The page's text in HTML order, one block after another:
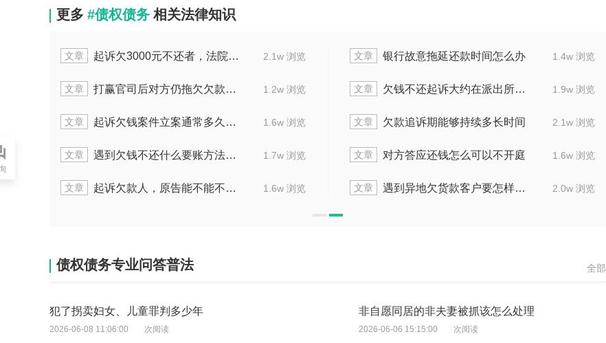
更多 #债权债务 相关法律知识
2.3w 浏览 1.3w 浏览
文章 债务人没钱欠钱不还怎么办
2.1w 浏览 1.5w 浏览
文章 调解时欠款人不到场会有什么结果
2.0w 浏览 1.5w 浏览
文章 买卖合同欠款纠纷诉讼时效多久
2.1w 浏览
样办 1.8w 浏览
文章 进行欠款诉讼能一并起诉多少人
1.6w 浏览 1.6w 浏览
文章 有效解决欠账方法有哪些
文章 起诉欠3000元不还者，法院会不会受理
文章 打赢官司后对方仍拖欠欠款怎么办
文章 起诉欠钱案件立案通常多久有结果
文章 遇到欠钱不还什么要账方法最有效
文章 起诉欠款人，原告能不能不亲自到场
债权债务专业问答普法 全部
犯了拐卖妇女、儿童罪判多少年
2026-06-08 11:06:00 次阅读
非自愿同居的非夫妻被抓该怎么处理
2026-06-06 15:15:00 次阅读